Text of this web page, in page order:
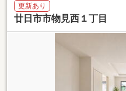
更新あり
廿日市市物見西１丁目